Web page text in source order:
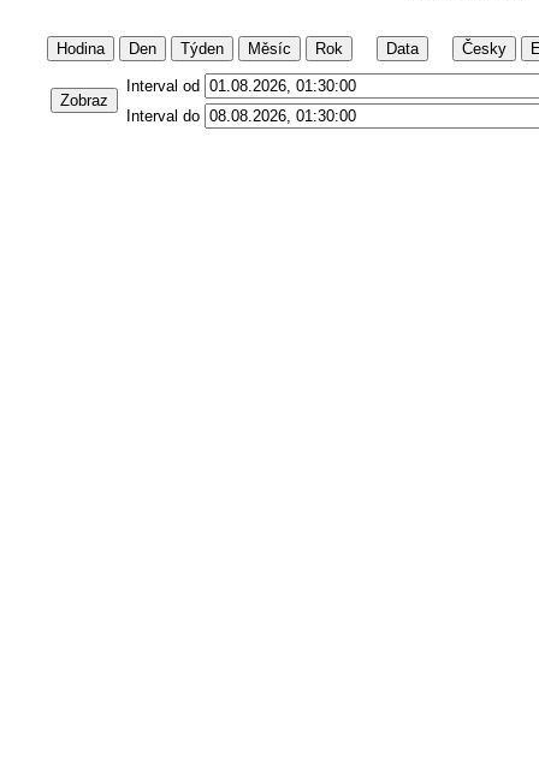
Hodina Den Týden Měsíc Rok Data Česky
Zobraz
Interval od
Interval do